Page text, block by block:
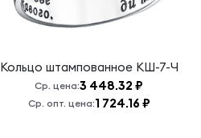
Кольцо штампованное КШ-7-Ч
Ср. цена:3 448.32 ₽
Ср. опт. цена:1 724.16 ₽